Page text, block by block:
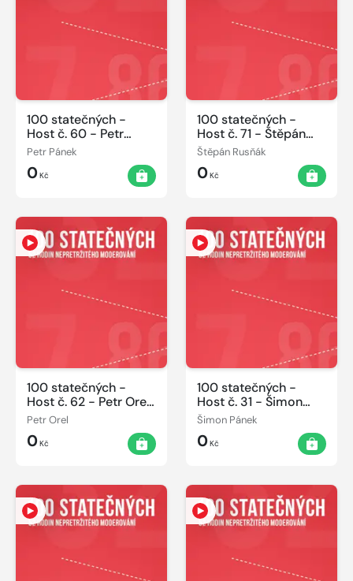
100 statečných -
Host č. 60 - Petr
Pánek 07.06.2014
Petr Pánek
0Kč
100 statečných -
Host č. 71 - Štěpán
Rusňák 08.06.2014
Štěpán Rusňák
0Kč
100 statečných -
Host č. 62 - Petr Orel
07.06.2014
Petr Orel
0Kč
100 statečných -
Host č. 31 - Šimon
Pánek 07.06.2014
Šimon Pánek
0Kč